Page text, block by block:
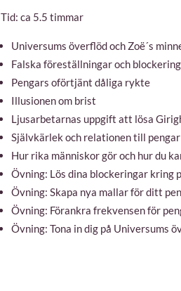
Tid: ca 5.5 timmar
Universums överflöd och Zoë´s
Falska föreställningar och
Pengars oförtjänt dåliga rykte
Illusionen om brist
Ljusarbetarnas uppgift att lösa
Självkärlek och relationen till pengar
Hur rika människor gör och hur du
Övning: Lös dina blockeringar kring
Övning: Skapa nya mallar för ditt
Övning: Förankra frekvensen för
Övning: Tona in dig på Universums